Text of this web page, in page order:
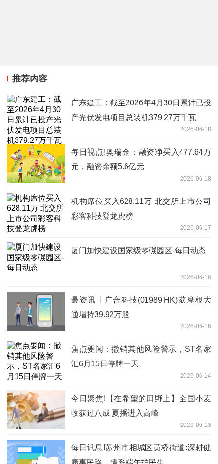
推荐内容
广东建工：截至2026年4月30日累计已投
产光伏发电项目总装机379.27万千瓦
2026-06-18
每日视点!奥瑞金：融资净买入477.64万
元，融资余额5.6亿元
2026-06-18
机构席位买入628.11万 北交所上市公司
彩客科技登龙虎榜
2026-06-17
厦门加快建设国家级零碳园区-每日动态
2026-06-16
最资讯丨广合科技(01989.HK)获摩根大
通增持39.92万股
2026-06-16
焦点要闻：撤销其他风险警示，ST名家
汇6月15日停牌一天
2026-06-14
今日聚焦!【在希望的田野上】全国小麦
收获过八成 夏播进入高峰
2026-06-13
每日讯息!苏州市相城区黄桥街道:深耕健
康惠民路，情系端午护民生